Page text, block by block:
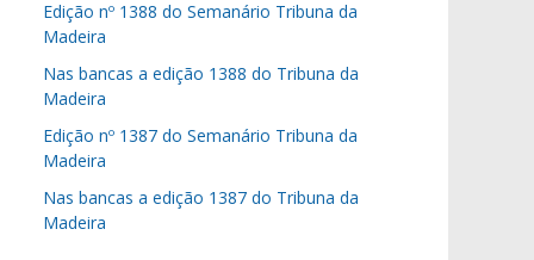
Edição nº 1388 do Semanário Tribuna da
Madeira
Nas bancas a edição 1388 do Tribuna da
Madeira
Edição nº 1387 do Semanário Tribuna da
Madeira
Nas bancas a edição 1387 do Tribuna da
Madeira